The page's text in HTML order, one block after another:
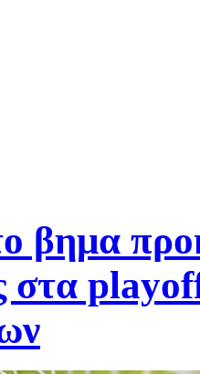
βημα
στα